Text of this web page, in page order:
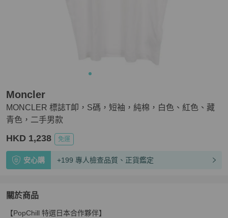
MONCLER 標誌T卹，S碼，短袖，純棉，白色、紅色、藏
青色，二手男款
Moncler
HKD 1,238 免運
安心購 +199 專人檢查品質、正貨鑑定
關於商品
關於MONCLER 標誌T卹，S碼，短袖，純棉，白色、紅色、
【PopChill 特選日本合作夥伴】